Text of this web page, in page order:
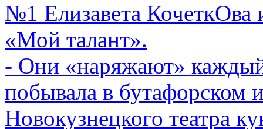
№1 Елизавета КочеткОва
«Мой талант».
- Они «наряжают»
побывала в бутафорском
Новокузнецкого театра